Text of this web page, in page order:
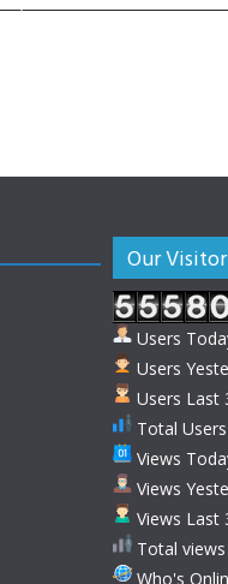
Our Visitor
Users
Users
Users Last
Total
Views
Views
Views Last
Total
Who's